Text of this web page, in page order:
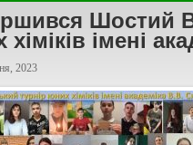
Шостий
імені
2023